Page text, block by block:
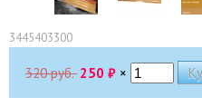
3445403300
320 руб. 250 ₽ ×